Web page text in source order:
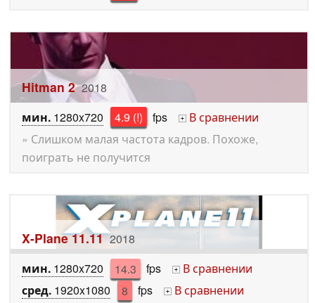
Hitman 2 2018
мин. 1280x720 4.9 (!) fps +
В сравнении
» Слишком малая частота кадров. Похоже,
поиграть не получится
X-Plane 11.11 2018
мин. 1280x720 14.3 fps +
В сравнении
сред. 1920x1080 8 fps +
В сравнении